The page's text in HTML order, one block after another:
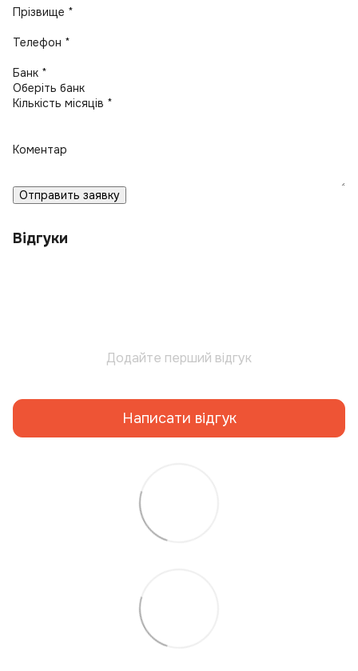
Прізвище *
Телефон *
Банк *
Кількість місяців *
Коментар
Отправить заявку
Відгуки
Додайте перший відгук
Написати відгук